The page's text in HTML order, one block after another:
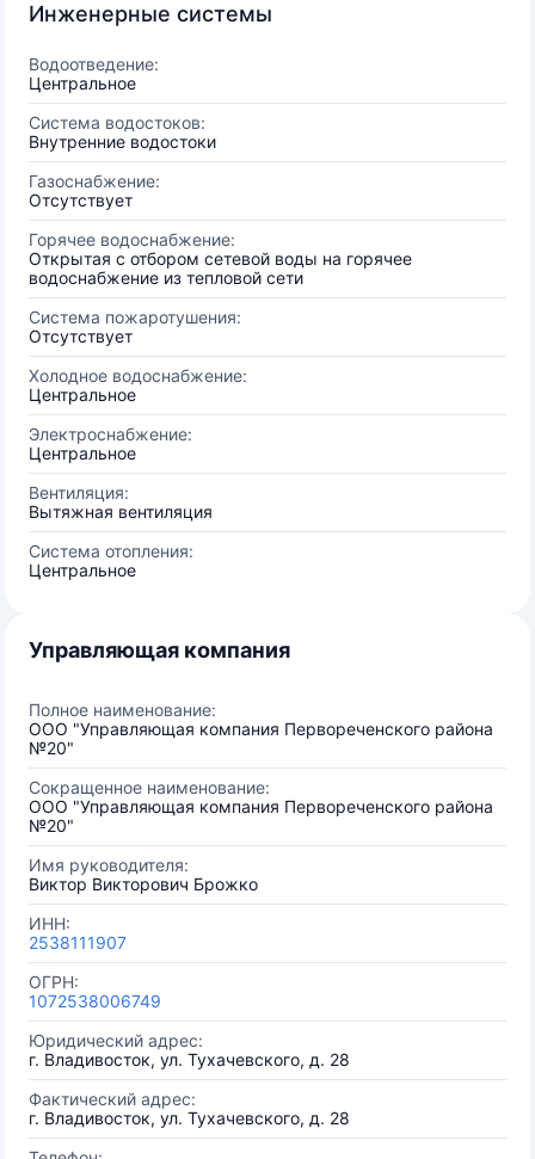
Инженерные системы
Водоотведение:
Центральное
Система водостоков:
Внутренние водостоки
Газоснабжение:
Отсутствует
Горячее водоснабжение:
Открытая с отбором сетевой воды на горячее
водоснабжение из тепловой сети
Система пожаротушения:
Отсутствует
Холодное водоснабжение:
Центральное
Электроснабжение:
Центральное
Вентиляция:
Вытяжная вентиляция
Система отопления:
Центральное
Управляющая компания
Полное наименование:
ООО "Управляющая компания Первореченского района
№20"
Сокращенное наименование:
ООО "Управляющая компания Первореченского района
№20"
Имя руководителя:
Виктор Викторович Брожко
ИНН:
2538111907
ОГРН:
1072538006749
Юридический адрес:
г. Владивосток, ул. Тухачевского, д. 28
Фактический адрес:
г. Владивосток, ул. Тухачевского, д. 28